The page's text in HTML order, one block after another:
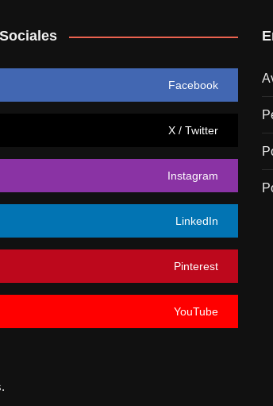
Facebook
X / Twitter
Instagram
LinkedIn
Pinterest
YouTube